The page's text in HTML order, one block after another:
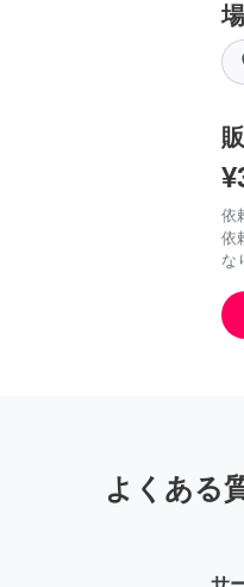
依
依
な
よくある